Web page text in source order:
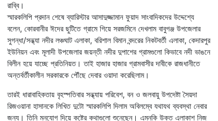
রাব্বি।
স্মারকলিপি প্রদান শেষে ব্যারিস্টার আসাদুজ্জামান ফুয়াদ সাংবাদিকদের উদ্দেশ্যে
বলেন, কোরবানীর ঈদের ছুটিতে গ্রামে গিয়ে সরজমিনে দেখলাম বাবুগঞ্জ উপজেলার
সুগন্ধা/সন্ধ্যা নদীর লঞ্চঘাট এলাকা, বরিশাল বিমান বন্দরের নিকটবর্তী এলাকা, কেদারপুর
ইউনিয়ন এবং মূলাদী উপজেলার জয়ন্তী নদীর দুপাশের গ্রামগুলো কিভাবে নদী ভাঙনে
বিলীন হয়ে যাচ্ছে প্রতিনিয়ত। তাই হাজার হাজার গ্রামবাসীর দাবীকে রাজধানীতে
অন্তর্বর্তীকালীন সরকারকে পৌঁছে দেবার ওয়াদা করেছিলাম।
তারই ধারাবাহিকতায় বৃহস্পতিবার সন্ধ্যায় পরিবেশ, বন ও জলবায়ু উপদেষ্টা সৈয়দা
রিজওয়ানা হাসানকে লিখিত দুটো স্মারকলিপি দিলাম অবিলম্বে যথাযথ ব্যবস্থা নেবার
জন্য। তিনি মনযোগ দিয়ে কষ্টের কথাগুলো শুনেছেন। এমনকি উক্ত এলাকাশ নিজ